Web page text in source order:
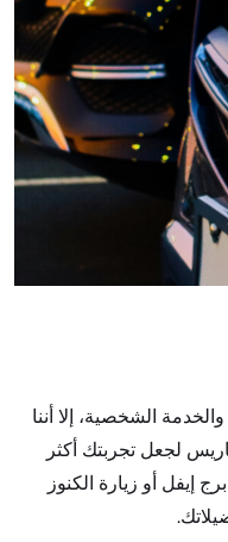
الشخصية، إلا أننا
لجعل تجربتك أكثر
إيفل أو زيارة الكنوز